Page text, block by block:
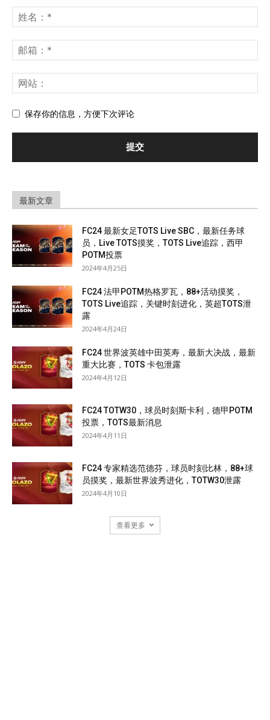
保存你的信息，方便下次评论
最新文章
FC24 最新女足TOTS Live SBC，最新任务球
员，Live TOTS摸奖，TOTS Live追踪，西甲
POTM投票
2024年4月25日
FC24 法甲POTM热格罗瓦，88+活动摸奖，
TOTS Live追踪，关键时刻进化，英超TOTS泄
露
2024年4月24日
FC24 世界波英雄中田英寿，最新大决战，最新
重大比赛，TOTS 卡包泄露
2024年4月12日
FC24 TOTW30，球员时刻斯卡利，德甲POTM
投票，TOTS最新消息
2024年4月11日
FC24 专家精选范德芬，球员时刻比林，88+球
员摸奖，最新世界波秀进化，TOTW30泄露
2024年4月10日
查看更多